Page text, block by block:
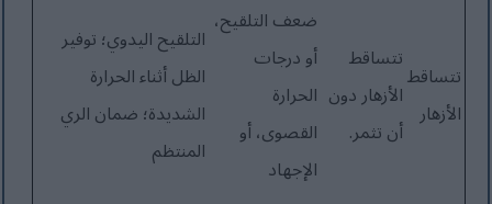
تتساقط
الأزهار
تتساقط
الأزهار دون
أن تثمر.
ضعف التلقيح،
أو درجات
الحرارة
القصوى، أو
الإجهاد
التلقيح اليدوي؛ توفير
الظل أثناء الحرارة
الشديدة؛ ضمان الري
المنتظم